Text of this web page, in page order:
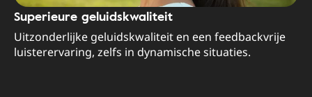
Superieure geluidskwaliteit
Uitzonderlijke geluidskwaliteit en een feedbackvrije
luisterervaring, zelfs in dynamische situaties.